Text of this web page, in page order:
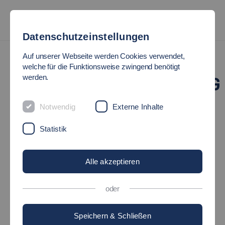
HOCHSCHULRATSSITZUNG
Veranstalter: Hochschule Esslingen
Sitzung des Hochschulrats der Hochschule Esslingen
Zielgruppe:
Datenschutzeinstellungen
Auf unserer Webseite werden Cookies verwendet,
welche für die Funktionsweise zwingend benötigt
werden.
Notwendig Externe Inhalte
Statistik
Alle akzeptieren
oder
Speichern & Schließen